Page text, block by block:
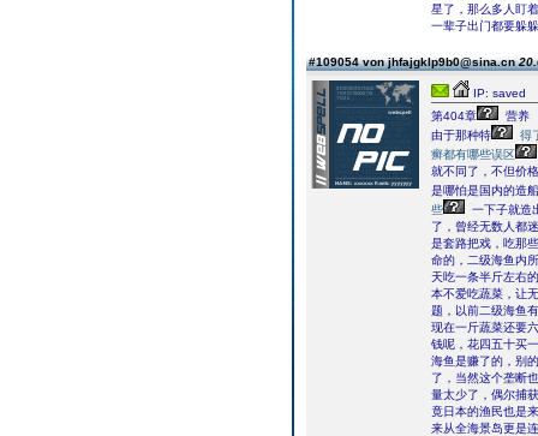
星了，那么多人盯
一辈子出门都要躲
#109054 von jhfajgklp9b0@sina.cn
IP: saved
第404章
营养
由于那种特
得
癣都有哪些误区
就不同了，不但价
是哪怕是国内的造
些
一下子就造
了，曾经无数人都
是套路把戏，吃那
命的，二级海鱼内
天吃一条半斤左右
本不爱吃蔬菜，让
题，以前二级海鱼
现在一斤蔬菜还要
钱呢，花四五十买
海鱼是赚了的，别
了，当然这个垄断
量太少了，偶尔捕
竟日本的渔民也是
来从全海景岛更是